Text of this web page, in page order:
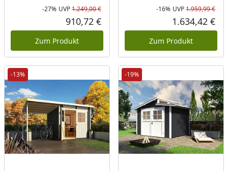
Rabatt in Prozent
-27%
Ursprünglicher Preis
UVP1.249,00 €
Aktueller Preis
910,72 €
Zum Produkt
-16% UVP1.959,99 €
1.634,42 €
Zum Produkt
-13% -19%